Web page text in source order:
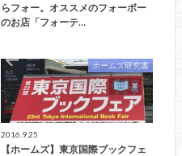
らフォー。オススメのフォーボー
のお店「フォーテ…
ホームズ研究書
2016.9.25
【ホームズ】東京国際ブックフェ